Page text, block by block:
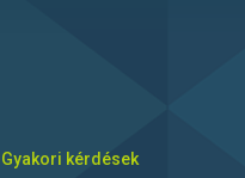
Gyakori kérdések